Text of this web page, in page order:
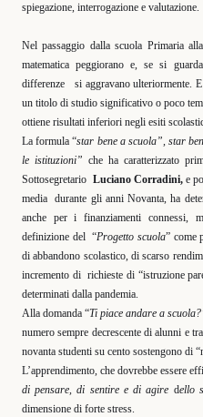
spiegazione, interrogazione e valutazione.
Nel passaggio dalla scuola Primaria
matematica peggiorano e, se si
differenze
si aggravano ulteriormente.
un titolo di studio significativo o poco
ottiene risultati inferiori negli esiti
La formula “star bene a scuola”, star
le istituzioni” che ha caratterizzato
Sottosegretario Luciano Corradini,e
media
durante gli anni Novanta, ha
anche per i finanziamenti connessi,
definizione del “Progetto scuola” come
di abbandono scolastico, di scarso
incremento di richieste di “istruzione
determinati dalla pandemia.
Alla domanda “Ti piace andare a
numero sempre decrescente di alunni e
novanta studenti su cento sostengono di
L’apprendimento, che dovrebbe essere
di pensare, di sentire e di agire dello
dimensione di forte stress.